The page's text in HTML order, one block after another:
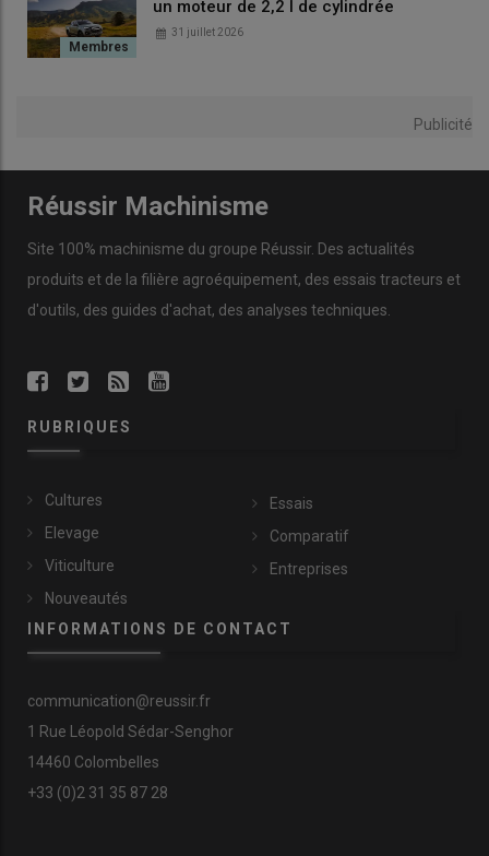
un moteur de 2,2 l de cylindrée
31 juillet 2026
Publicité
Réussir Machinisme
Site 100% machinisme du groupe Réussir. Des actualités
produits et de la filière agroéquipement, des essais tracteurs et
d'outils, des guides d'achat, des analyses techniques.
RUBRIQUES
Cultures
Elevage
Viticulture
Nouveautés
Essais
Comparatif
Entreprises
INFORMATIONS DE CONTACT
communication@reussir.fr
1 Rue Léopold Sédar-Senghor
14460 Colombelles
+33 (0)2 31 35 87 28